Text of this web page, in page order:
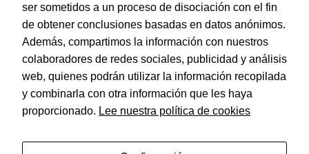
© Dohe - Camino de Madrid, 14
28970 • Humanes de Madrid (Madrid)
ESPAÑA
Aviso legal
ser sometidos a un proceso de disociación con el fin
de obtener conclusiones basadas en datos anónimos.
Además, compartimos la información con nuestros
colaboradores de redes sociales, publicidad y análisis
web, quienes podrán utilizar la información recopilada
y combinarla con otra información que les haya
proporcionado. Lee nuestra política de cookies